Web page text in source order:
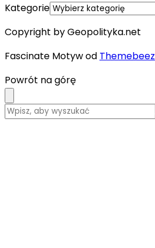
Kategorie
Copyright by Geopolityka.net
Fascinate Motyw od Themebeez
Powrót na górę